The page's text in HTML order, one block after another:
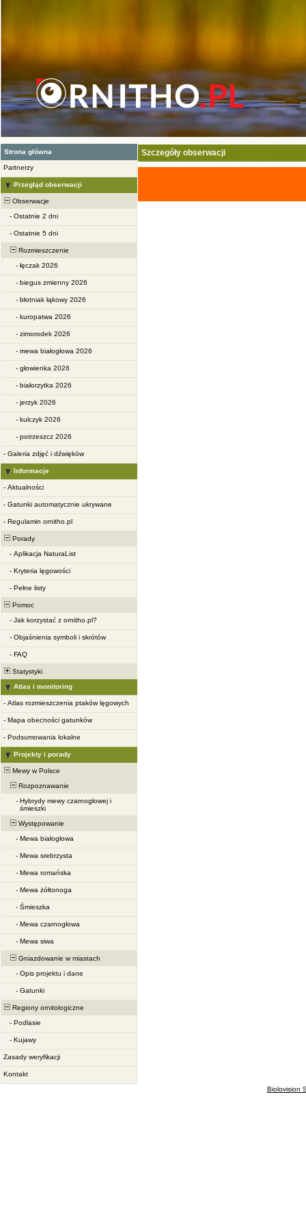
Strona główna
Partnerzy
Przegląd obserwacji
Obserwacje
- Ostatnie 2 dni
- Ostatnie 5 dni
Rozmieszczenie
- łęczak 2026
- biegus zmienny 2026
- błotniak łąkowy 2026
- kuropatwa 2026
- zimorodek 2026
- mewa białogłowa 2026
- głowienka 2026
- białorzytka 2026
- jerzyk 2026
- kulczyk 2026
- potrzeszcz 2026
- Galeria zdjęć i dźwięków
Informacje
- Aktualności
- Gatunki automatycznie ukrywane
- Regulamin ornitho.pl
Porady
- Aplikacja NaturaList
- Kryteria lęgowości
- Pełne listy
Pomoc
- Jak korzystać z ornitho.pl?
- Objaśnienia symboli i skrótów
- FAQ
Statystyki
Atlas i monitoring
- Atlas rozmieszczenia ptaków lęgowych
- Mapa obecności gatunków
- Podsumowania lokalne
Projekty i porady
Mewy w Polsce
Rozpoznawanie
- Hybrydy mewy czarnogłowej i
śmieszki
Występowanie
- Mewa białogłowa
- Mewa srebrzysta
- Mewa romańska
- Mewa żółtonoga
- Śmieszka
- Mewa czarnogłowa
- Mewa siwa
Gniazdowanie w miastach
- Opis projektu i dane
- Gatunki
Regiony ornitologiczne
- Podlasie
- Kujawy
Zasady weryfikacji
Kontakt
Szczegóły obserwacji
Biolovision